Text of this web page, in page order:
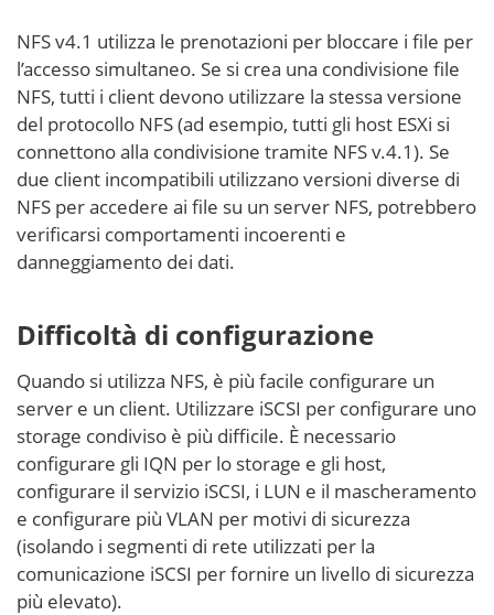
NFS v4.1 utilizza le prenotazioni per bloccare i file per
l’accesso simultaneo. Se si crea una condivisione file
NFS, tutti i client devono utilizzare la stessa versione
del protocollo NFS (ad esempio, tutti gli host ESXi si
connettono alla condivisione tramite NFS v.4.1). Se
due client incompatibili utilizzano versioni diverse di
NFS per accedere ai file su un server NFS, potrebbero
verificarsi comportamenti incoerenti e
danneggiamento dei dati.
Difficoltà di configurazione
Quando si utilizza NFS, è più facile configurare un
server e un client. Utilizzare iSCSI per configurare uno
storage condiviso è più difficile. È necessario
configurare gli IQN per lo storage e gli host,
configurare il servizio iSCSI, i LUN e il mascheramento
e configurare più VLAN per motivi di sicurezza
(isolando i segmenti di rete utilizzati per la
comunicazione iSCSI per fornire un livello di sicurezza
più elevato).